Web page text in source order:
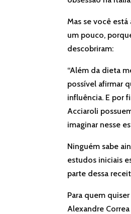
Mas se você
um pouco,
descobriram:
“Além da dieta
possível afirmar
influência. E por
Acciaroli
imaginar nesse
Ninguém sabe
estudos iniciais
parte dessa
Para quem
Alexandre